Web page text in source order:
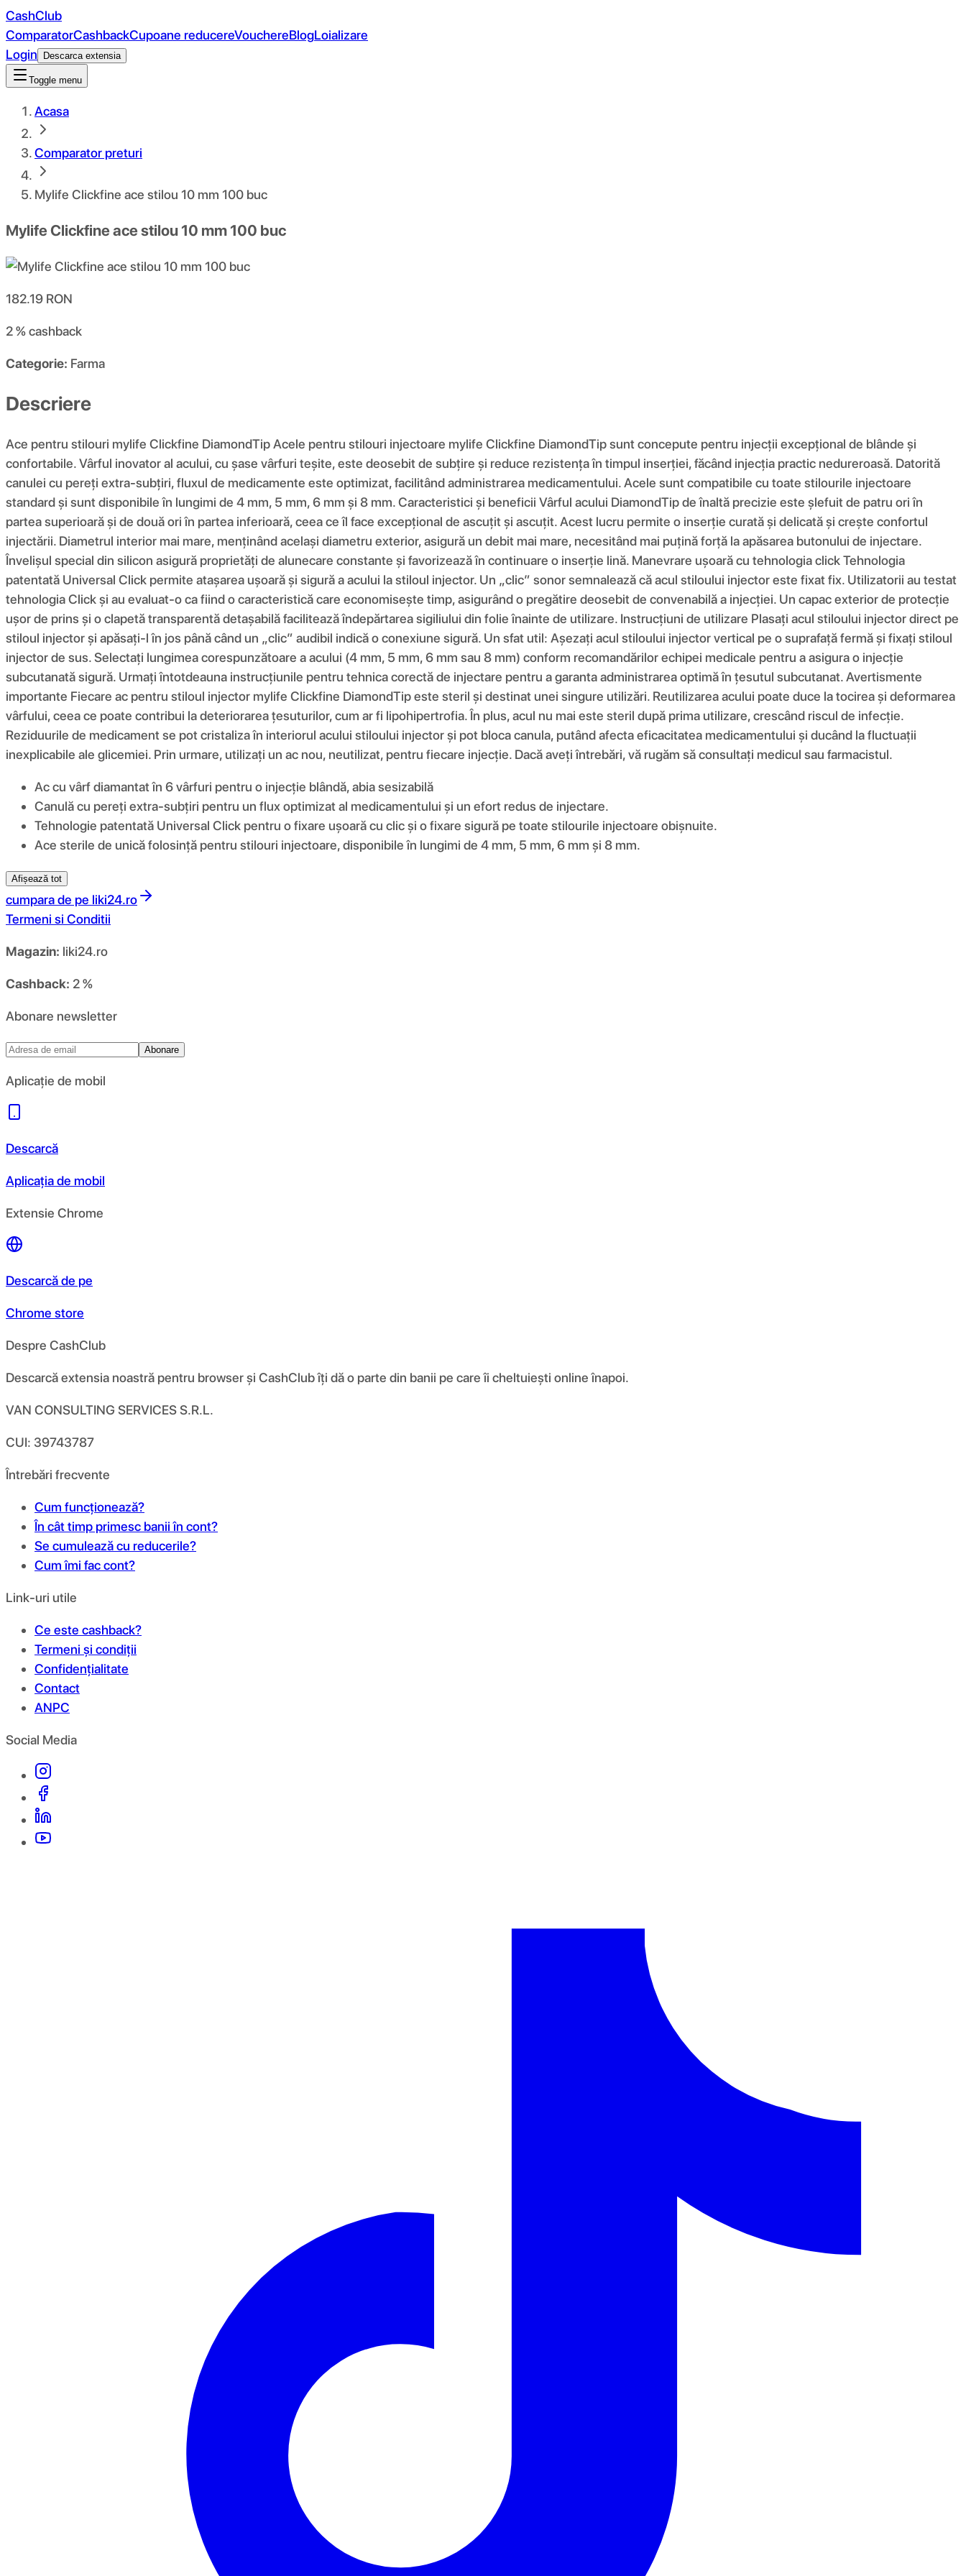
CashClub
ComparatorCashbackCupoane reducereVouchereBlogLoializare
Login
Descarca extensia
Toggle menu
Acasa
Comparator preturi
Mylife Clickfine ace stilou 10 mm 100 buc
Mylife Clickfine ace stilou 10 mm 100 buc
182.19 RON
2 %cashback
Categorie: Farma
Descriere
Ace pentru stilouri mylife Clickfine DiamondTip Acele pentru stilouri injectoare mylife Clickfine DiamondTip sunt concepute pentru injecții excepțional de blânde și
confortabile. Vârful inovator al acului, cu șase vârfuri teșite, este deosebit de subțire și reduce rezistența în timpul inserției, făcând injecția practic nedureroasă. Datorită
canulei cu pereți extra-subțiri, fluxul de medicamente este optimizat, facilitând administrarea medicamentului. Acele sunt compatibile cu toate stilourile injectoare
standard și sunt disponibile în lungimi de 4 mm, 5 mm, 6 mm și 8 mm. Caracteristici și beneficii Vârful acului DiamondTip de înaltă precizie este șlefuit de patru ori în
partea superioară și de două ori în partea inferioară, ceea ce îl face excepțional de ascuțit și ascuțit. Acest lucru permite o inserție curată și delicată și crește confortul
injectării. Diametrul interior mai mare, menținând același diametru exterior, asigură un debit mai mare, necesitând mai puțină forță la apăsarea butonului de injectare.
Învelișul special din silicon asigură proprietăți de alunecare constante și favorizează în continuare o inserție lină. Manevrare ușoară cu tehnologia click Tehnologia
patentată Universal Click permite atașarea ușoară și sigură a acului la stiloul injector. Un „clic” sonor semnalează că acul stiloului injector este fixat fix. Utilizatorii au testat
tehnologia Click și au evaluat-o ca fiind o caracteristică care economisește timp, asigurând o pregătire deosebit de convenabilă a injecției. Un capac exterior de protecție
ușor de prins și o clapetă transparentă detașabilă facilitează îndepărtarea sigiliului din folie înainte de utilizare. Instrucțiuni de utilizare Plasați acul stiloului injector direct pe
stiloul injector și apăsați-l în jos până când un „clic” audibil indică o conexiune sigură. Un sfat util: Așezați acul stiloului injector vertical pe o suprafață fermă și fixați stiloul
injector de sus. Selectați lungimea corespunzătoare a acului (4 mm, 5 mm, 6 mm sau 8 mm) conform recomandărilor echipei medicale pentru a asigura o injecție
subcutanată sigură. Urmați întotdeauna instrucțiunile pentru tehnica corectă de injectare pentru a garanta administrarea optimă în țesutul subcutanat. Avertismente
importante Fiecare ac pentru stiloul injector mylife Clickfine DiamondTip este steril și destinat unei singure utilizări. Reutilizarea acului poate duce la tocirea și deformarea
vârfului, ceea ce poate contribui la deteriorarea țesuturilor, cum ar fi lipohipertrofia. În plus, acul nu mai este steril după prima utilizare, crescând riscul de infecție.
Reziduurile de medicament se pot cristaliza în interiorul acului stiloului injector și pot bloca canula, putând afecta eficacitatea medicamentului și ducând la fluctuații
inexplicabile ale glicemiei. Prin urmare, utilizați un ac nou, neutilizat, pentru fiecare injecție. Dacă aveți întrebări, vă rugăm să consultați medicul sau farmacistul.
Ac cu vârf diamantat în 6 vârfuri pentru o injecție blândă, abia sesizabilă
Canulă cu pereți extra-subțiri pentru un flux optimizat al medicamentului și un efort redus de injectare.
Tehnologie patentată Universal Click pentru o fixare ușoară cu clic și o fixare sigură pe toate stilourile injectoare obișnuite.
Ace sterile de unică folosință pentru stilouri injectoare, disponibile în lungimi de 4 mm, 5 mm, 6 mm și 8 mm.
Afișează tot
cumpara de pe liki24.ro
Termeni si Conditii
Magazin: liki24.ro
Cashback: 2 %
Abonare newsletter
Abonare
Aplicație de mobil
Descarcă
Aplicația de mobil
Extensie Chrome
Descarcă de pe
Chrome store
Despre CashClub
Descarcă extensia noastră pentru browser și CashClub îți dă o parte din banii pe care îi cheltuiești online înapoi.
VAN CONSULTING SERVICES S.R.L.
CUI: 39743787
Întrebări frecvente
Cum funcționează?
În cât timp primesc banii în cont?
Se cumulează cu reducerile?
Cum îmi fac cont?
Link-uri utile
Ce este cashback?
Termeni și condiții
Confidențialitate
Contact
ANPC
Social Media